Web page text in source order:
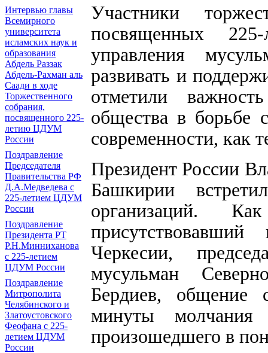
Интервью главы
Всемирного
университета
исламских наук и
образования
Абдель Раззак
Абдель-Рахман аль
Саади в ходе
Торжественного
собрания,
посвященного 225-
летию ЦДУМ
России
Поздравление
Председателя
Правительства РФ
Д.А.Медведева с
225-летием ЦДУМ
России
Поздравление
Президента РТ
Р.Н.Минниханова
с 225-летием
ЦДУМ России
Поздравление
Митрополита
Челябинского и
Златоустовского
Феофана с 225-
летием ЦДУМ
России
Участники
посвященных 225-
управления
развивать и
отметили
общества в борьбе
современности, как
Президент России
Башкирии
организаций.
Черкесии,
мусульман
Бердиев, общение
минуты
произошедшего в